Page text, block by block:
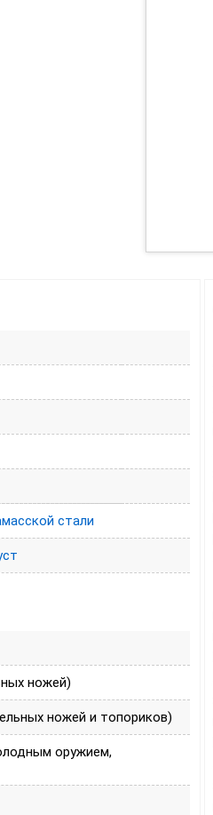
стали
ножей)
ножей и топориков)
оружием,